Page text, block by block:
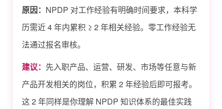
原因： NPDP 对工作经验有明确时间要求，本科学
历需近 4 年内累积 ≥ 2 年相关经验。零工作经验无
法通过报名审核。
建议： 先入职产品、运营、研发、市场等任意与新
产品开发相关的岗位，积累 2 年经验后即可报考。
这 2 年同样是你理解 NPDP 知识体系的最佳实践